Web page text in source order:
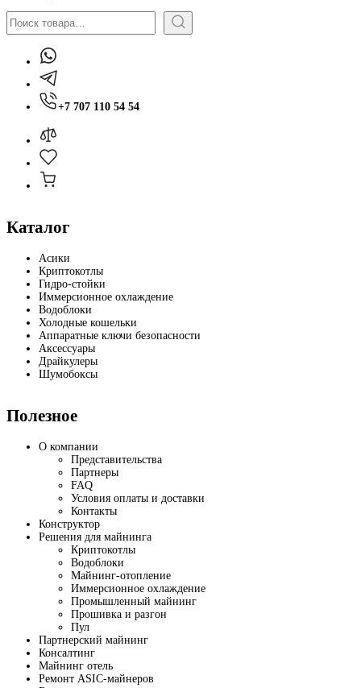
Поиск
+7 707 110 54 54
Каталог
Асики
Криптокотлы
Гидро-стойки
Иммерсионное охлаждение
Водоблоки
Холодные кошельки
Аппаратные ключи безопасности
Аксессуары
Драйкулеры
Шумобоксы
Полезное
О компании
Представительства
Партнеры
FAQ
Условия оплаты и доставки
Контакты
Конструктор
Решения для майнинга
Криптокотлы
Водоблоки
Майнинг-отопление
Иммерсионное охлаждение
Промышленный майнинг
Прошивка и разгон
Пул
Партнерский майнинг
Консалтинг
Майнинг отель
Ремонт ASIC-майнеров